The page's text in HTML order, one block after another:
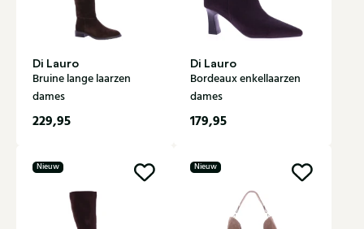
Di Lauro
Bruine lange laarzen
dames
229,95
Di Lauro
Bordeaux enkellaarzen
dames
179,95
Nieuw Nieuw